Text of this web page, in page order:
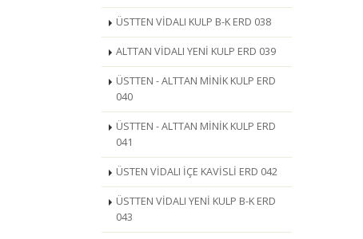
ÜSTTEN VİDALI KULP B-K ERD 038
ALTTAN VİDALI YENİ KULP ERD 039
ÜSTTEN - ALTTAN MİNİK KULP ERD
040
ÜSTTEN - ALTTAN MİNİK KULP ERD
041
ÜSTEN VİDALI İÇE KAVİSLİ ERD 042
ÜSTTEN VİDALI YENİ KULP B-K ERD
043